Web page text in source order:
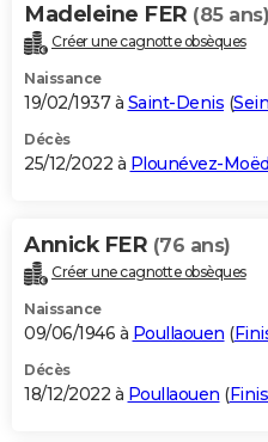
Madeleine FER (85 ans)
Créer une cagnotte obsèques
Naissance
19/02/1937 à Saint-Denis (
Décès
25/12/2022 à Plounévez-
Annick FER (76 ans)
Créer une cagnotte obsèques
Naissance
09/06/1946 à Poullaouen (
Décès
18/12/2022 à Poullaouen (